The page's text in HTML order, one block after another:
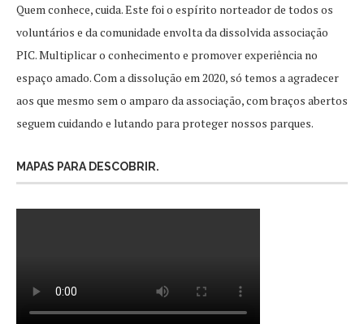
Quem conhece, cuida. Este foi o espírito norteador de todos os
voluntários e da comunidade envolta da dissolvida associação
PIC. Multiplicar o conhecimento e promover experiência no
espaço amado. Com a dissolução em 2020, só temos a agradecer
aos que mesmo sem o amparo da associação, com braços abertos
seguem cuidando e lutando para proteger nossos parques.
MAPAS PARA DESCOBRIR.